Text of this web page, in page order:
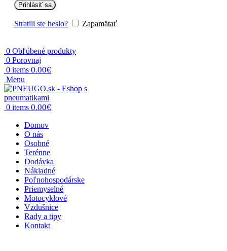
Prihlásiť sa
Stratili ste heslo? Zapamätať
0 Obľúbené produkty
0 Porovnaj
0 items 0.00€
Menu
0 items 0.00€
Domov
O nás
Osobné
Terénne
Dodávka
Nákladné
Poľnohospodárske
Priemyselné
Motocyklové
Vzdušnice
Rady a tipy
Kontakt